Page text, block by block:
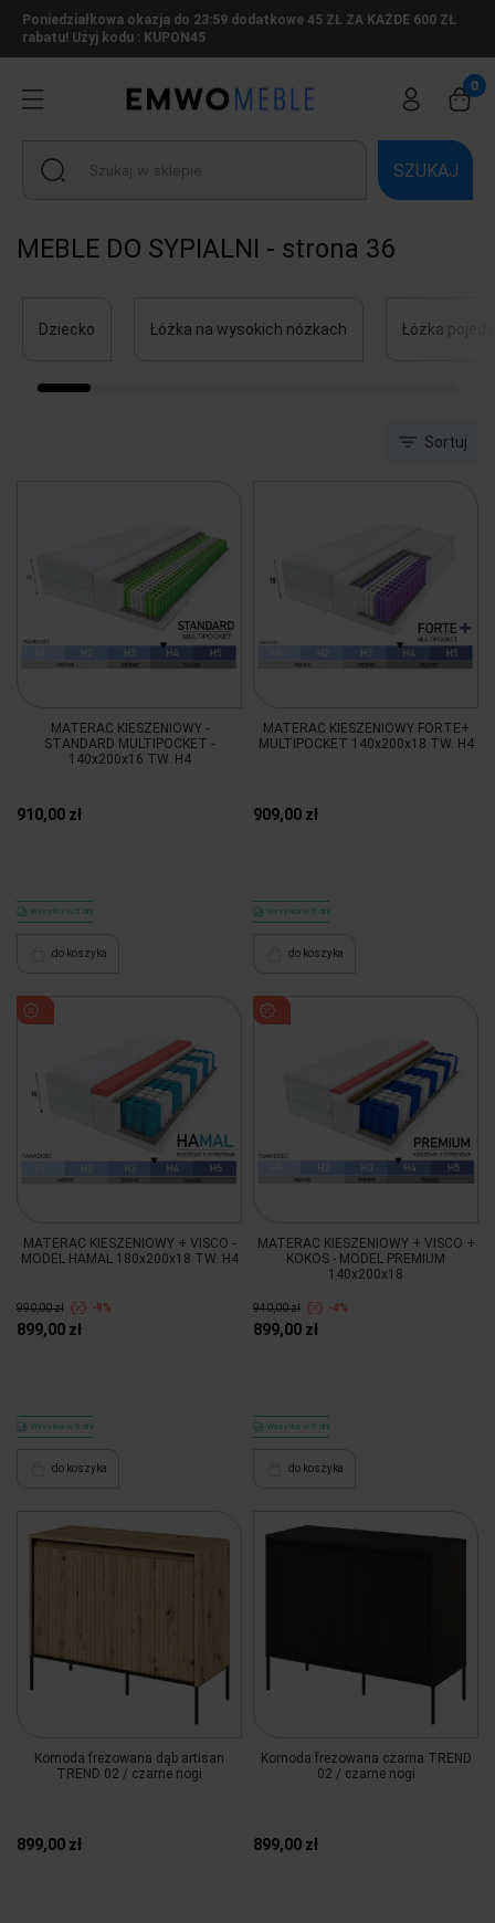
Poniedziałkowa okazja do 23:59 dodatkowe 45 ZŁ ZA KAŻDE 600 ZŁ
rabatu! Użyj kodu : KUPON45
SZUKAJ
MEBLE DO SYPIALNI - strona 36
Dziecko Łóżka na wysokich nóżkach Łóżka
Sortuj
MATERAC KIESZENIOWY -
STANDARD MULTIPOCKET -
140x200x16 TW. H4
910,00 zł
Wysyłka w 5 dni
do koszyka
MATERAC KIESZENIOWY FORTE+
MULTIPOCKET 140x200x18 TW. H4
909,00 zł
Wysyłka w 5 dni
do koszyka
MATERAC KIESZENIOWY + VISCO -
MODEL HAMAL 180x200x18 TW. H4
990,00 zł -9%
899,00 zł
Wysyłka w 5 dni
do koszyka
MATERAC KIESZENIOWY + VISCO +
KOKOS - MODEL PREMIUM
140x200x18
940,00 zł -4%
899,00 zł
Wysyłka w 5 dni
do koszyka
Komoda frezowana dąb artisan
TREND 02 / czarne nogi
899,00 zł
Komoda frezowana czarna TREND
02 / czarne nogi
899,00 zł